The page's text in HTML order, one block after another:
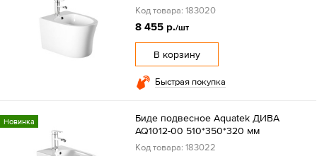
Код товара: 183020
8 455 р./шт
В корзину
Быстрая покупка
Новинка
Биде подвесное Aquatek ДИВА
AQ1012-00 510*350*320 мм
Код товара: 183022